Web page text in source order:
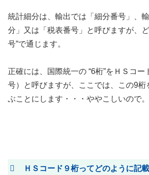
統計細分は、輸出では「細分番号」、
分」又は「税表番号」と呼びますが、
号”で通じます。
正確には、国際統一の “6桁”をＨＳコー
号）と呼びますが、ここでは、この9桁
ぶことにします・・・ややこしいので。
ＨＳコード９桁ってどのように記